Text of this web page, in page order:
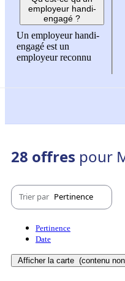
employeur handi-
engagé ?
Un employeur handi-
engagé est un
employeur reconnu
28 offres pour
Trier par Pertinence
Pertinence
Date
Afficher la carte (contenu